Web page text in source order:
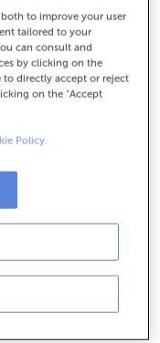
el dia i hora que
a 11:00
elsdimarts i dijous
to improve your user
tailored to your
can consult and
by clicking on the
to directly accept or reject
on the "Accept
Policy.